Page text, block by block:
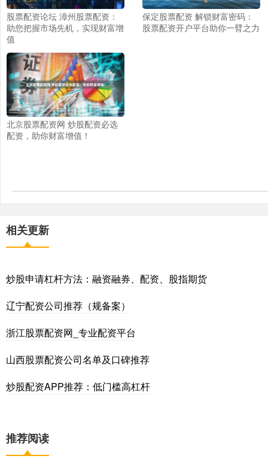
股票配资论坛 漳州股票配资：
助您把握市场先机，实现财富增
值
保定股票配资 解锁财富密码：
股票配资开户平台助你一臂之力
北京股票配资网 炒股配资必选
配资，助你财富增值！
相关更新
炒股申请杠杆方法：融资融券、配资、股指期货
辽宁配资公司推荐（规备案）
浙江股票配资网_专业配资平台
山西股票配资公司名单及口碑推荐
炒股配资APP推荐：低门槛高杠杆
推荐阅读